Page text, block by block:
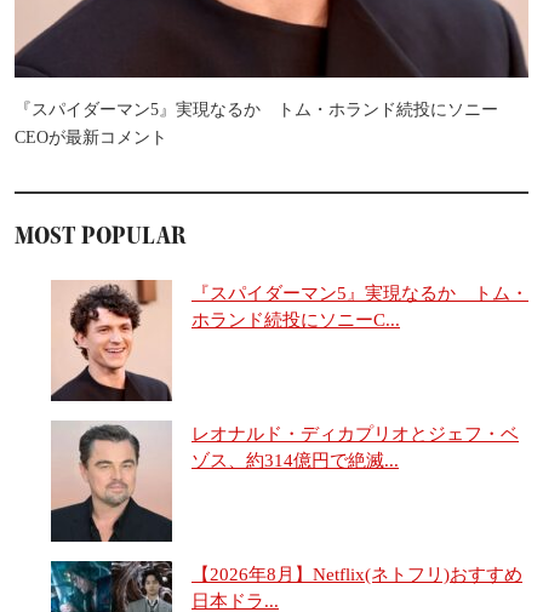
『スパイダーマン5』実現なるか トム・ホランド続投にソニー
CEOが最新コメント
MOST POPULAR
『スパイダーマン5』実現なるか トム・
ホランド続投にソニーC...
レオナルド・ディカプリオとジェフ・ベ
ゾス、約314億円で絶滅...
【2026年8月】Netflix(ネトフリ)おすすめ
日本ドラ...